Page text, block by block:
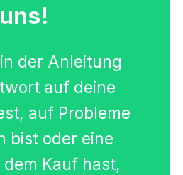
uns!
der Anleitung
auf deine
auf Probleme
bist oder eine
dem Kauf hast,